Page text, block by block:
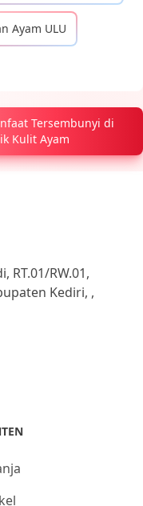
Ayam ULU
Tersembunyi di
Kulit Ayam
RT.01/RW.01,
Kediri, ,